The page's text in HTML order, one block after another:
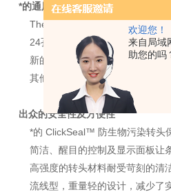
欢迎您！
来自局域
助您的吗
*的通用性
Thermo Scientific Heraeus Pico
24孔微量转头可用于各种1.5到
新的18-孔双排转头可容纳2.0 mL
其他转头可容纳0.5 mL 及 0.2 mL
出众的安全性及方便性
*的 ClickSeal™ 防生物污染转头
简洁、醒目的控制及显示面板让
高强度的转头材料耐受苛刻的清
流线型，重量轻的设计，减少了